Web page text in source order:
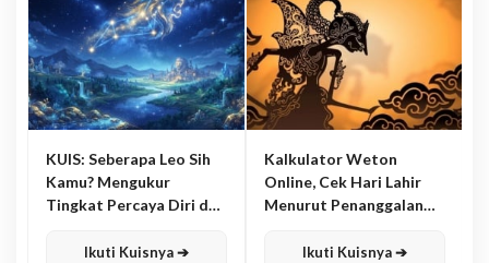
KUIS: Seberapa Leo Sih
Kamu? Mengukur
Tingkat Percaya Diri dan
Ikuti Kuisnya ➔
Kalkulator Weton
Online, Cek Hari Lahir
Menurut Penanggalan
Ikuti Kuisnya ➔